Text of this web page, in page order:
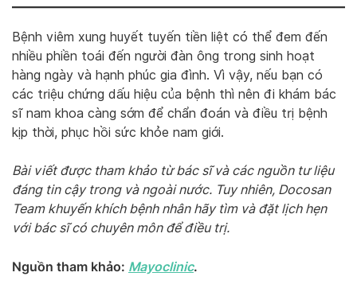
Bệnh viêm xung huyết tuyến tiền liệt có thể đem đến
nhiều phiền toái đến người đàn ông trong sinh hoạt
hàng ngày và hạnh phúc gia đình. Vì vậy, nếu bạn có
các triệu chứng dấu hiệu của bệnh thì nên đi khám bác
sĩ nam khoa càng sớm để chẩn đoán và điều trị bệnh
kịp thời, phục hồi sức khỏe nam giới.
Bài viết được tham khảo từ bác sĩ và các nguồn tư liệu
đáng tin cậy trong và ngoài nước. Tuy nhiên, Docosan
Team khuyến khích bệnh nhân hãy tìm và đặt lịch hẹn
với bác sĩ có chuyên môn để điều trị.
Nguồn tham khảo: Mayoclinic.